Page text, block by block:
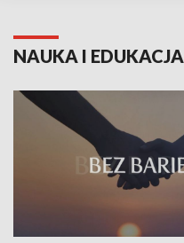
NAUKA I EDUKACJA